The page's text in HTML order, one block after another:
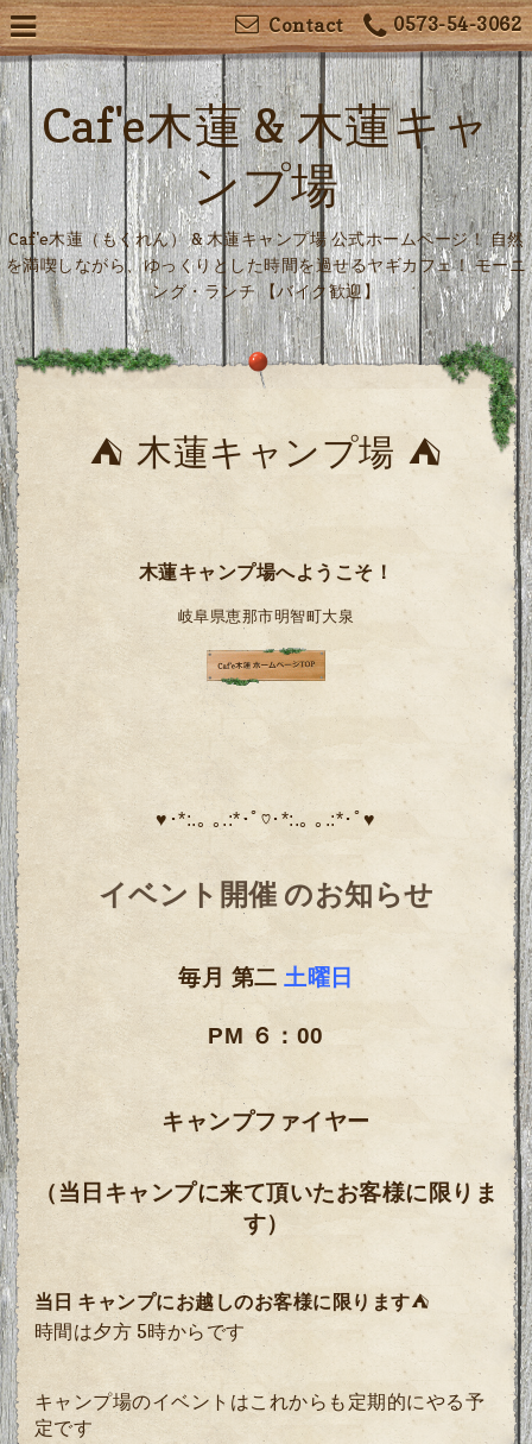
0573-54-3062
Contact
Caf'e木蓮 & 木蓮キャ
ンプ場
Caf'e木蓮（もくれん） & 木蓮キャンプ場 公式ホームページ！ 自然
を満喫しながら、ゆっくりとした時間を過せるヤギカフェ！ モーニ
ング・ランチ 【バイク歓迎】
⛺ 木蓮キャンプ場 ⛺
#キャンプ場 #カフェ
木蓮キャンプ場へようこそ！
岐阜県恵那市明智町大泉
♥･*:.｡ ｡.:*･ﾟ♡･*:.｡ ｡.:*･ﾟ♥
イベント開催 のお知らせ
毎月 第二土曜日
PM ６：00
キャンプファイヤー
（当日キャンプに来て頂いたお客様に限りま
す）
当日 キャンプにお越しのお客様に限ります⛺️
時間は夕方 5時からです
キャンプ場のイベントはこれからも定期的にやる予
定です